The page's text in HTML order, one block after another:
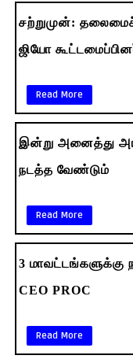
சற்றுமுன்:
ஜியோ
Read More
இன்று அனைத்து
நடத்த வேண்டும்
Read More
3 மாவட்டங்களுக்கு
CEO PROC
Read More